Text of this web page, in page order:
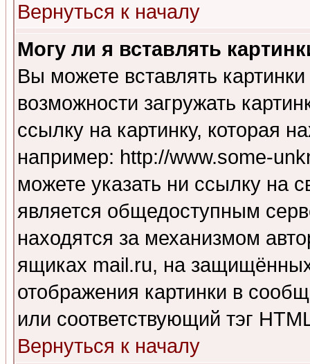
Вернуться к началу
Могу ли я вставлять
Вы можете вставлять
возможности загружать
ссылку на картинку, которая
например: http://www.some-
можете указать ни ссылку на
является общедоступным
находятся за механизмом
ящиках mail.ru, на
отображения картинки в
или соответствующий тэг
Вернуться к началу